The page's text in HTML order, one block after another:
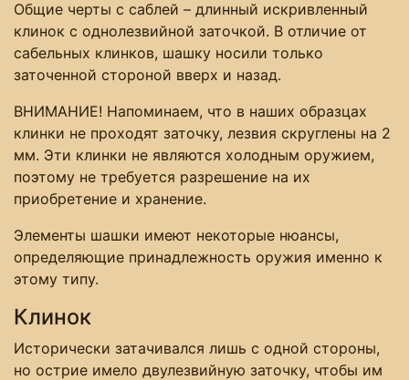
Общие черты с саблей – длинный искривленный
клинок с однолезвийной заточкой. В отличие от
сабельных клинков, шашку носили только
заточенной стороной вверх и назад.
ВНИМАНИЕ! Напоминаем, что в наших образцах
клинки не проходят заточку, лезвия скруглены на 2
мм. Эти клинки не являются холодным оружием,
поэтому не требуется разрешение на их
приобретение и хранение.
Элементы шашки имеют некоторые нюансы,
определяющие принадлежность оружия именно к
этому типу.
Клинок
Исторически затачивался лишь с одной стороны,
но острие имело двулезвийную заточку, чтобы им